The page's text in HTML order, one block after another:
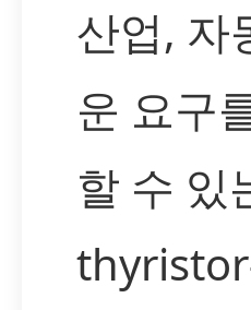
산업, 자
운 요구
할 수 있